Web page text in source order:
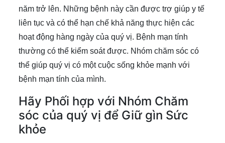
năm trở lên. Những bệnh này cần được trợ giúp y tế
liên tục và có thể hạn chế khả năng thực hiện các
hoạt động hàng ngày của quý vị. Bệnh mạn tính
thường có thể kiểm soát được. Nhóm chăm sóc có
thể giúp quý vị có một cuộc sống khỏe mạnh với
bệnh mạn tính của mình.
Hãy Phối hợp với Nhóm Chăm
sóc của quý vị để Giữ gìn Sức
khỏe